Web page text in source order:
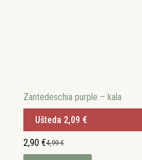
Zantedeschia purple – kala
Ušteda 2,09 €
4,99€
Izvorna
2,90 €Trenutna